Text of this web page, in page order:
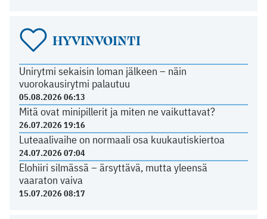
HYVINVOINTI
Unirytmi sekaisin loman jälkeen – näin
vuorokausirytmi palautuu
05.08.2026 06:13
Mitä ovat minipillerit ja miten ne vaikuttavat?
26.07.2026 19:16
Luteaalivaihe on normaali osa kuukautiskiertoa
24.07.2026 07:04
Elohiiri silmässä – ärsyttävä, mutta yleensä
vaaraton vaiva
15.07.2026 08:17